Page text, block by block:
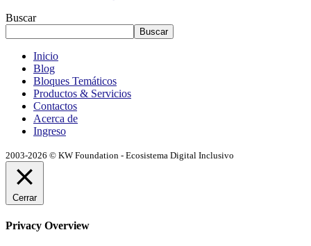
Buscar
Buscar
Inicio
Blog
Bloques Temáticos
Productos & Servicios
Contactos
Acerca de
Ingreso
2003-2026 © KW Foundation - Ecosistema Digital Inclusivo
Cerrar
Privacy Overview